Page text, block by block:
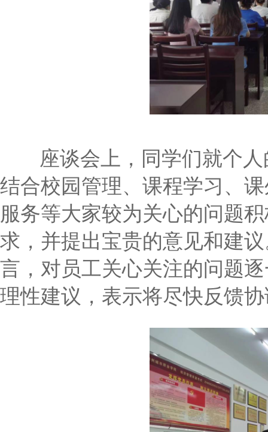
座谈会上，同学们就个人
结合校园管理、课程学习、
服务等大家较为关心的问题
求，并提出宝贵的意见和建
言，对员工关心关注的问题
理性建议，表示将尽快反馈